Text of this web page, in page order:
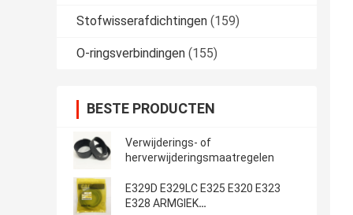
Stofwisserafdichtingen (159)
O-ringsverbindingen (155)
BESTE PRODUCTEN
Verwijderings- of
herverwijderingsmaatregelen
E329D E329LC E325 E320 E323
E328 ARMGIEK